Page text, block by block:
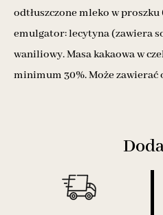
odtłuszczone mleko w proszku
emulgator: lecytyna (zawiera
waniliowy. Masa kakaowa w
minimum 30%. Może zawierać